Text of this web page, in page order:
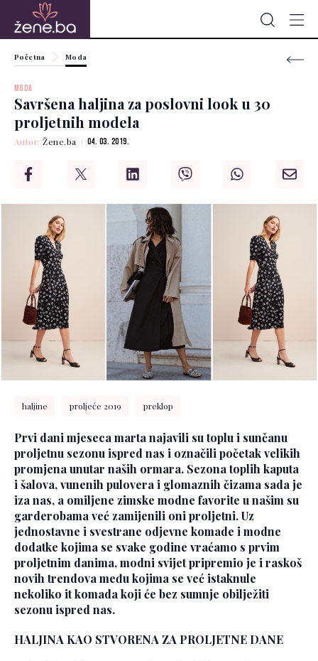
Početna Moda
MODA
Savršena haljina za poslovni look u 30
proljetnih modela
Autor:Žene.ba 04. 03. 2019.
haljine proljeće 2019 preklop
Prvi dani mjeseca marta najavili su toplu i sunčanu
proljetnu sezonu ispred nas i označili početak velikih
promjena unutar naših ormara. Sezona toplih kaputa
i šalova, vunenih pulovera i glomaznih čizama sada je
iza nas, a omiljene zimske modne favorite u našim su
garderobama već zamijenili oni proljetni. Uz
jednostavne i svestrane odjevne komade i modne
dodatke kojima se svake godine vraćamo s prvim
proljetnim danima, modni svijet pripremio je i raskoš
novih trendova među kojima se već istaknule
nekoliko it komada koji će bez sumnje obilježiti
sezonu ispred nas.
HALJINA KAO STVORENA ZA PROLJETNE DANE